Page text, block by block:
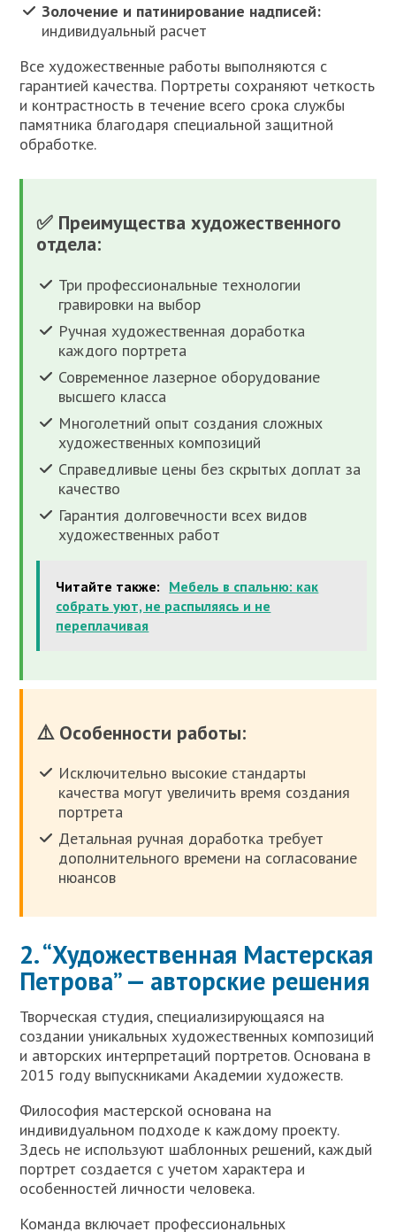
Золочение и патинирование надписей:
индивидуальный расчет
Все художественные работы выполняются с
гарантией качества. Портреты сохраняют четкость
и контрастность в течение всего срока службы
памятника благодаря специальной защитной
обработке.
✅ Преимущества художественного
отдела:
Три профессиональные технологии
гравировки на выбор
Ручная художественная доработка
каждого портрета
Современное лазерное оборудование
высшего класса
Многолетний опыт создания сложных
художественных композиций
Справедливые цены без скрытых доплат за
качество
Гарантия долговечности всех видов
художественных работ
Читайте также: Мебель в спальню: как
собрать уют, не распыляясь и не
переплачивая
⚠️ Особенности работы:
Исключительно высокие стандарты
качества могут увеличить время создания
портрета
Детальная ручная доработка требует
дополнительного времени на согласование
нюансов
2. “Художественная Мастерская
Петрова” — авторские решения
Творческая студия, специализирующаяся на
создании уникальных художественных композиций
и авторских интерпретаций портретов. Основана в
2015 году выпускниками Академии художеств.
Философия мастерской основана на
индивидуальном подходе к каждому проекту.
Здесь не используют шаблонных решений, каждый
портрет создается с учетом характера и
особенностей личности человека.
Команда включает профессиональных